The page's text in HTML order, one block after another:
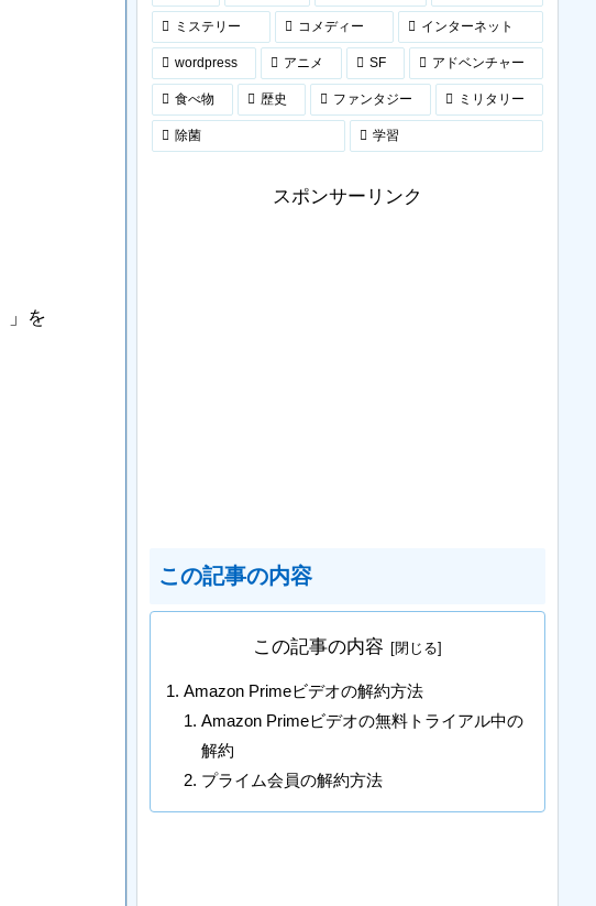
」を
ミステリー コメディー インターネット
wordpress アニメ SF アドベンチャー
食べ物 歴史 ファンタジー ミリタリー
除菌 学習
スポンサーリンク
この記事の内容
この記事の内容
Amazon Primeビデオの解約方法
Amazon Primeビデオの無料トライアル中の
解約
プライム会員の解約方法